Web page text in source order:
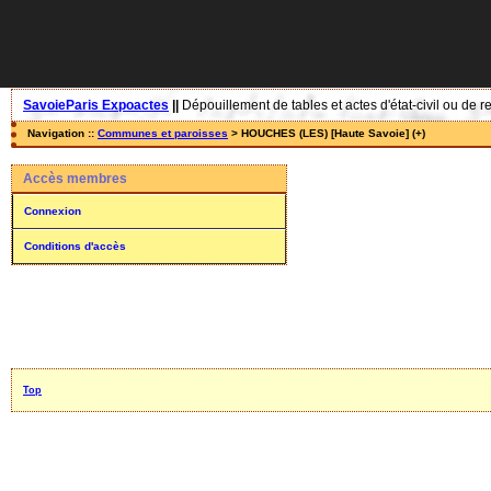
SavoieParis Expoactes Dépouillement de tables et actes d'état-civil ou de
Navigation :: Communes et paroisses > HOUCHES (LES) [Haute Savoie] (+)
Accès membres
Connexion
Conditions d'accès
Top